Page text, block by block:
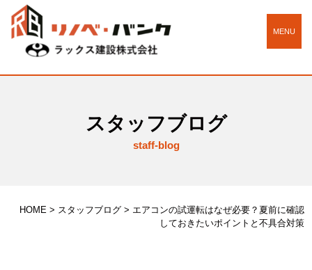
MENU
スタッフブログ
staff-blog
HOME > スタッフブログ> エアコンの試運転はなぜ必要？夏前に確認
しておきたいポイントと不具合対策